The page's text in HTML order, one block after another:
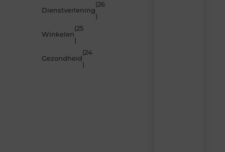
Dienstverlening
(26
)
Winkelen
(25
)
Gezondheid
(24
)